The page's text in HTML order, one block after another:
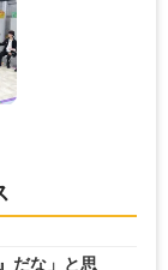
だな」と思